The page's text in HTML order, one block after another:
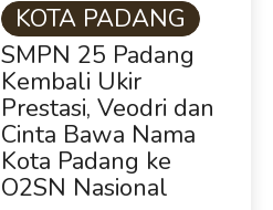
KOTA PADANG
SMPN 25 Padang
Kembali Ukir
Prestasi, Veodri dan
Cinta Bawa Nama
Kota Padang ke
O2SN Nasional